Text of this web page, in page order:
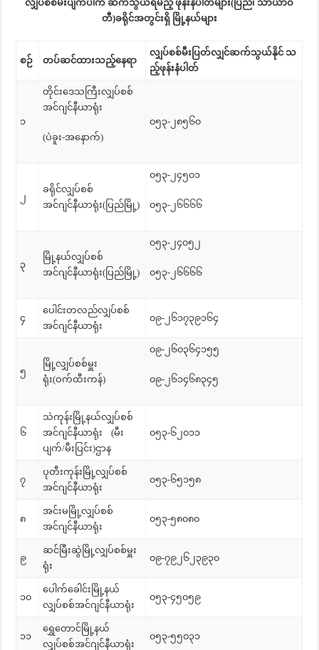
လျှပ်စစ်မီးပျက်ပါက ဆက်သွယ်ရမည့် ဖုန်းနံပါတ်များ(ပြည်၊ သာယာဝ
တီ)ခရိုင်အတွင်းရှိ မြို့နယ်များ
စဉ် တပ်ဆင်ထားသည့်နေရာ
လျှပ်စစ်မီးပြတ်လျှင်ဆက်သွယ်နိုင် သ
ည့်ဖုန်းနံပါတ်
၁
တိုင်းဒေသကြီးလျှပ်စစ်
အင်ဂျင်နီယာရုံး
(ပဲခူး-အနောက်)
၀၅၃-၂၈၅၆၀
၂
ခရိုင်လျှပ်စစ်
အင်ဂျင်နီယာရုံး(ပြည်မြို့)
၀၅၃-၂၄၅၀၁
၀၅၃-၂၆၆၆၆
၃
မြို့နယ်လျှပ်စစ်
အင်ဂျင်နီယာရုံး(ပြည်မြို့)
၀၅၃-၂၄၀၅၂
၀၅၃-၂၆၆၆၆
၄
ပေါင်းတလည်လျှပ်စစ်
အင်ဂျင်နီယာရုံး
၀၉-၂၆၁၇၃၉၁၆၄
၅
မြို့လျှပ်စစ်မှူး
ရုံး(ဝက်ထီးကန်)
၀၉-၂၆၀၃၆၄၁၅၅
၀၉-၂၆၁၄၆၈၃၄၅
၆
သဲကုန်းမြို့နယ်လျှပ်စစ်
အင်ဂျင်နီယာရုံး (မီး
ပျက်/မီးပြင်း)ဌာန
၀၅၃-၆၂၀၁၁
၇
ပုတီးကုန်းမြို့လျှပ်စစ်
အင်ဂျင်နီယာရုံး
၀၅၃-၆၅၁၅၈
၈
အင်းမမြို့လျှပ်စစ်
အင်ဂျင်နီယာရုံး
၀၅၃-၅၈၀၈၀
၉
ဆင်မြီးဆွဲမြို့လျှပ်စစ်မှူး
ရုံး
၀၉-၇၉၂၆၂၃၉၃၀
၁၀
ပေါက်ခေါင်းမြို့နယ်
လျှပ်စစ်အင်ဂျင်နီယာရုံး
၀၅၃-၄၅၀၅၉
၁၁
ရွှေတောင်မြို့နယ်
လျှပ်စစ်အင်ဂျင်နီယာရုံး
၀၅၃-၅၅၀၃၁